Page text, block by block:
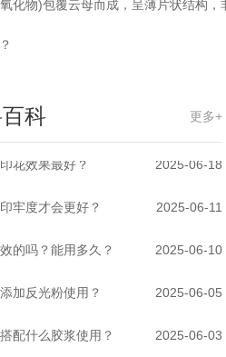
化物)包覆云母而成，呈薄片状结构，
科 更多+
用在什么行业上呢... 2025-06-20